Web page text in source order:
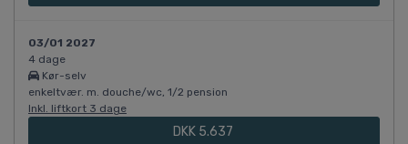
03/01 2027
4 dage
Kør-selv
enkeltvær. m. douche/wc, 1/2 pension
Inkl. liftkort 3 dage
DKK 5.637